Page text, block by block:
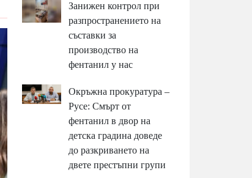
Занижен контрол при
разпространението на
съставки за
производство на
фентанил у нас
Окръжна прокуратура –
Русе: Смърт от
фентанил в двор на
детска градина доведе
до разкриването на
двете престъпни групи